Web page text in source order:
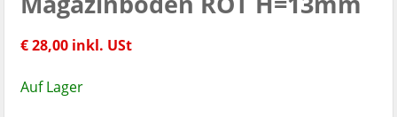
€ 28,00 inkl. USt
Auf Lager